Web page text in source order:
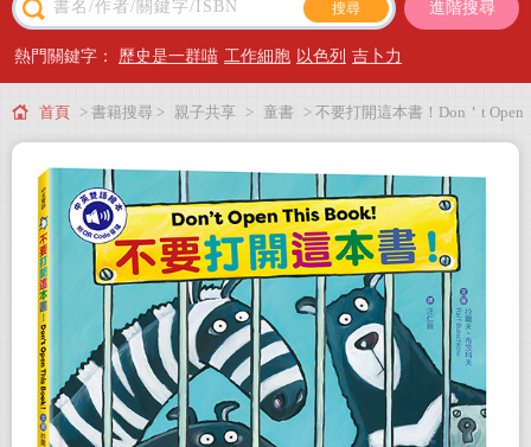
主題閱讀
出版專區
會員專屬
會員儲值方案
進階搜尋
熱門關鍵字： 歷史是一群喵 工作細胞 以色列 吉卜力
首頁 > 書籍搜尋 > 親子共享 > 童書 > 不要打開這本書！Don＇t Open
This Book！（附中英雙語QR Code音檔）